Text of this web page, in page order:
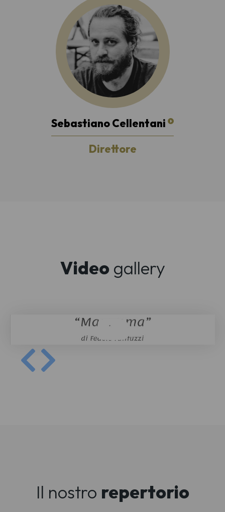
Sebastiano Cellentani
Direttore
Video gallery
Il nostro repertorio